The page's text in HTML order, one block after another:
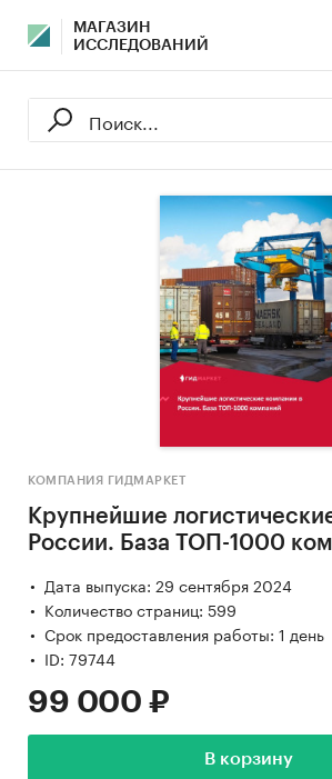
МАГАЗИН
ИССЛЕДОВАНИЙ
КОМПАНИЯ ГИДМАРКЕТ
Крупнейшие
России. База ТОП-1000
Дата выпуска: 29 сентября 2024
Количество страниц: 599
Срок предоставления работы: 1 день
ID: 79744
99 000 ₽
В корзину